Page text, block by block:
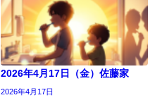
2026年4月17日（金）佐藤家
2026年4月17日